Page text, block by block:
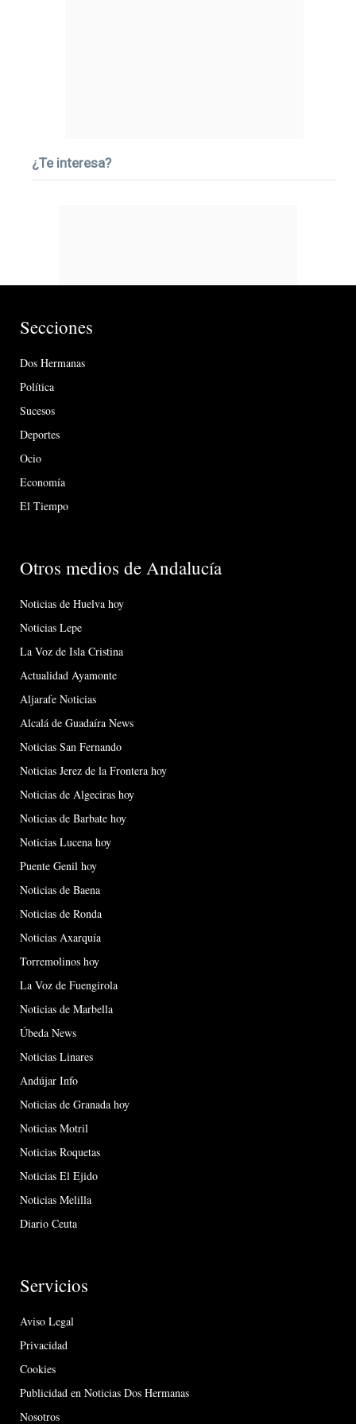
¿Te interesa?
Secciones
Dos Hermanas
Política
Sucesos
Deportes
Ocio
Economía
El Tiempo
Otros medios de Andalucía
Noticias de Huelva hoy
Noticias Lepe
La Voz de Isla Cristina
Actualidad Ayamonte
Aljarafe Noticias
Alcalá de Guadaíra News
Noticias San Fernando
Noticias Jerez de la Frontera hoy
Noticias de Algeciras hoy
Noticias de Barbate hoy
Noticias Lucena hoy
Puente Genil hoy
Noticias de Baena
Noticias de Ronda
Noticias Axarquía
Torremolinos hoy
La Voz de Fuengirola
Noticias de Marbella
Úbeda News
Noticias Linares
Andújar Info
Noticias de Granada hoy
Noticias Motril
Noticias Roquetas
Noticias El Ejido
Noticias Melilla
Diario Ceuta
Servicios
Aviso Legal
Privacidad
Cookies
Publicidad en Noticias Dos Hermanas
Nosotros